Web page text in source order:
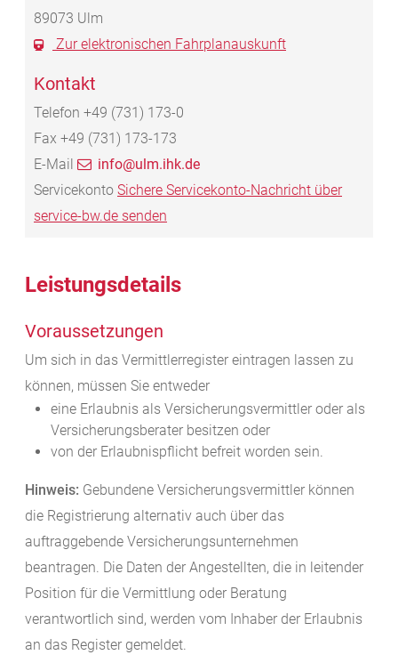
89073 Ulm
Zur elektronischen Fahrplanauskunft
Kontakt
Telefon +49 (731) 173-0
Fax +49 (731) 173-173
E-Mail
info@ulm.ihk.de
Servicekonto Sichere Servicekonto-Nachricht über
service-bw.de senden
Leistungsdetails
Voraussetzungen
Um sich in das Vermittlerregister eintragen lassen zu
können, müssen Sie entweder
eine Erlaubnis als Versicherungsvermittler oder als
Versicherungsberater besitzen oder
von der Erlaubnispflicht befreit worden sein.
Hinweis: Gebundene Versicherungsvermittler können
die Registrierung alternativ auch über das
auftraggebende Versicherungsunternehmen
beantragen. Die Daten der Angestellten, die in leitender
Position für die Vermittlung oder Beratung
verantwortlich sind, werden vom Inhaber der Erlaubnis
an das Register gemeldet.